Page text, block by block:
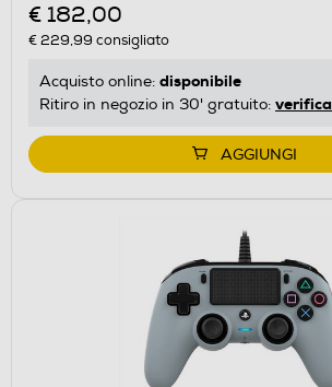
€ 182,00
€ 229,99 consigliato
Acquisto online: disponibile
Ritiro in negozio in 30' gratuito: verifica
AGGIUNGI